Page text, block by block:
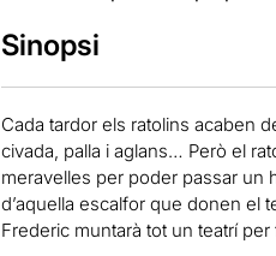
Sinopsi
Cada tardor els ratolins acaben
civada, palla i aglans… Però el
meravelles per poder passar un
d’aquella escalfor que donen el
Frederic muntarà tot un teatrí